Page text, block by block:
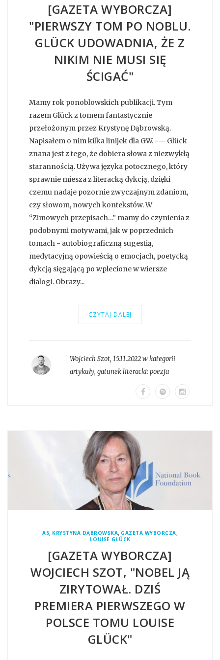
[GAZETA WYBORCZA]
"PIERWSZY TOM PO NOBLU.
GLÜCK UDOWADNIA, ŻE Z
NIKIM NIE MUSI SIĘ
ŚCIGAĆ"
Mamy rok ponoblowskich publikacji. Tym
razem Glück z tomem fantastycznie
przełożonym przez Krystynę Dąbrowską.
Napisałem o nim kilka linijek dla GW. --- Glück
znana jest z tego, że dobiera słowa z niezwykłą
starannością. Używa języka potocznego, który
sprawnie miesza z literacką dykcją, dzięki
czemu nadaje pozornie zwyczajnym zdaniom,
czy słowom, nowych kontekstów. W
“Zimowych przepisach…” mamy do czynienia z
podobnymi motywami, jak w poprzednich
tomach - autobiograficzną sugestią,
medytacyjną opowieścią o emocjach, poetycką
dykcją sięgającą po wplecione w wiersze
dialogi. Obrazy...
CZYTAJ DALEJ
Wojciech Szot, 15.11.2022 w kategorii
artykuły, gatunek literacki:poezja
A5, KRYSTYNA DĄBROWSKA, GAZETA WYBORCZA,
LOUISE GLÜCK
[GAZETA WYBORCZA]
WOJCIECH SZOT, "NOBEL JĄ
ZIRYTOWAŁ. DZIŚ
PREMIERA PIERWSZEGO W
POLSCE TOMU LOUISE
GLÜCK"